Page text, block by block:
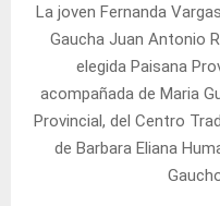
La joven Fernanda
Gaucha Juan Antonio
elegida Paisana
acompañada de Maria
Provincial, del Centro
de Barbara Eliana